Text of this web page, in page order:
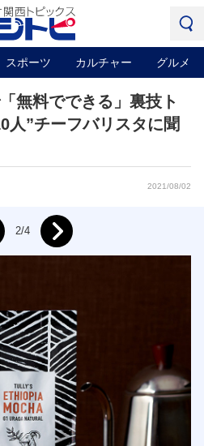
スポーツ カルチャー グルメ
無料でできる」裏技ト
”チーフバリスタに聞
2021/08/02
2/4 Next